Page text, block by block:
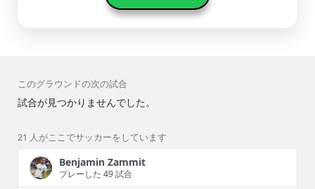
このグラウンドの次の試合
試合が見つかりませんでした。
21 人がここでサッカーをしています
Benjamin Zammit
プレーした 49 試合